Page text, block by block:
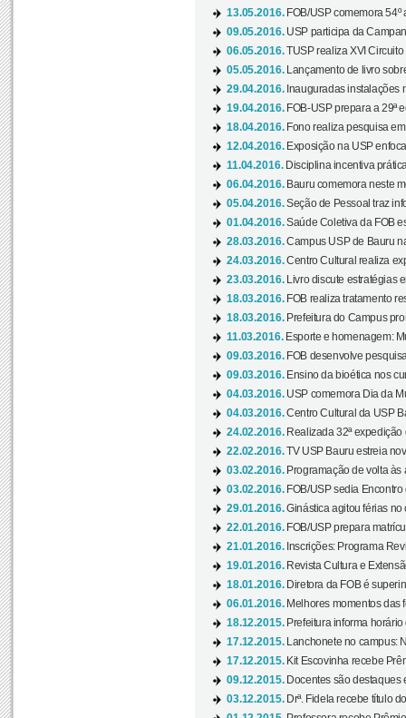
13.05.2016. FOB/USP comemora
09.05.2016. USP participa da
06.05.2016.TUSP realiza XVI Circuito
05.05.2016.
Lançamento de livro
29.04.2016. Inauguradas instalações
19.04.2016. FOB-USP prepara a 29ª
18.04.2016. Fono realiza pesquisa
12.04.2016. Exposição na USP
11.04.2016. Disciplina incentiva
06.04.2016. Bauru comemora neste
05.04.2016.Seção de Pessoal traz
01.04.2016.Saúde Coletiva da FOB
28.03.2016.Campus USP de Bauru
24.03.2016.Centro Cultural realiza
23.03.2016.
Livro discute estratégias
18.03.2016. FOB realiza tratamento
18.03.2016. Prefeitura do Campus
11.03.2016. Esporte e homenagem:
09.03.2016. FOB desenvolve
09.03.2016. Ensino da bioética nos
04.03.2016. USP comemora Dia da
04.03.2016.Centro Cultural da USP
24.02.2016. Realizada 32ª
22.02.2016.TV USP Bauru estreia
03.02.2016. Programação de volta às
03.02.2016. FOB/USP sedia
29.01.2016.Ginástica agitou férias no
22.01.2016. FOB/USP prepara
21.01.2016. Inscrições: Programa
19.01.2016. Revista Cultura e
18.01.2016. Diretora da FOB é
06.01.2016. Melhores momentos das
18.12.2015. Prefeitura informa
17.12.2015.
Lanchonete no campus:
17.12.2015. Kit Escovinha recebe
09.12.2015. Docentes são destaques
03.12.2015. Drª. Fidela recebe título